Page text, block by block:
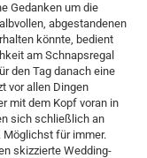
Gedanken um die
abgestandenen
könnte, bedient
am Schnapsregal
den Tag danach eine
vor allen Dingen
mit dem Kopf voran in
sich schließlich an
Möglichst für immer.
skizzierte Wedding-